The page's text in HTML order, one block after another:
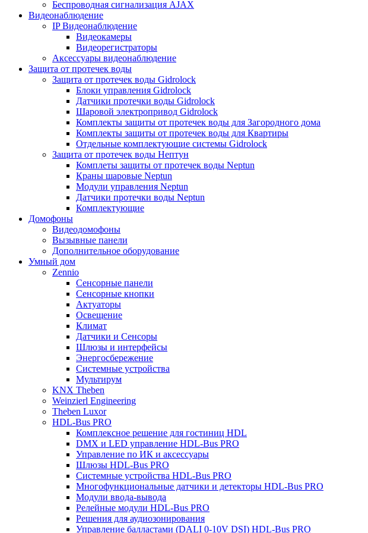
Беспроводная сигнализация AJAX
Видеонаблюдение
IP Видеонаблюдение
Видеокамеры
Видеорегистраторы
Аксессуары видеонаблюдение
Защита от протечек воды
Защита от протечек воды Gidrolock
Блоки управления Gidrolock
Датчики протечки воды Gidrolock
Шаровой электропривод Gidrolock
Комплекты защиты от протечек воды для Загородного дома
Комплекты защиты от протечек воды для Квартиры
Отдельные комплектующие системы Gidrolock
Защита от протечек воды Нептун
Комплеты защиты от протечек воды Neptun
Краны шаровые Neptun
Модули управления Neptun
Датчики протечки воды Neptun
Комплектующие
Домофоны
Видеодомофоны
Вызывные панели
Дополнительное оборудование
Умный дом
Zennio
Сенсорные панели
Сенсорные кнопки
Актуаторы
Освещение
Климат
Датчики и Сенсоры
Шлюзы и интерфейсы
Энергосбережение
Системные устройства
Мультирум
KNX Theben
Weinzierl Engineering
Theben Luxor
HDL-Bus PRO
Комплексное решение для гостиниц HDL
DMX и LED управление HDL-Bus PRO
Управление по ИК и аксессуары
Шлюзы HDL-Bus PRO
Системные устройства HDL-Bus PRO
Многофункциональные датчики и детекторы HDL-Bus PRO
Модули ввода-вывода
Релейные модули HDL-Bus PRO
Решения для аудиозонирования
Управление балластами (DALI 0-10V DSI) HDL-Bus PRO